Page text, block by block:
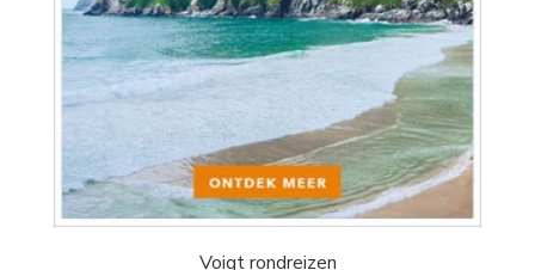
Voigt rondreizen